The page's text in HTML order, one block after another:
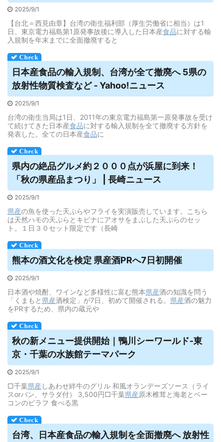
2025/9/1
【台北＝西見由章】台湾の衛生福利部（厚生労働省に相当）は1
日、東京電力福島第1原発事故後に導入した日本産食品に対する輸
入規制を年末までに全面撤廃すると
日本産食品の輸入規制、台湾が全て撤廃へ 5県の
放射性物質検査など - Yahoo!ニュース
2025/9/1
台湾の衛生当局は1日、2011年の東京電力福島第一原発事故を受け
て続けてきた日本産食品に対する輸入規制を全て撤廃する方針を
発表した。全ての日本産食品に
県内の絶品グルメ約２０００点が浜屋に到来！
「秋の県産品まつり」 | 長崎ニュース
2025/9/1
県産の魚を使った天ぷらやフライを実演販売しています。こちら
は天然ハモの天ぷらとキビナにアオサをまぶした天ぷらのセッ
ト。１日３０セット限定です（長崎
熊本の酒文化を検定 県産酒PRへ7日初開催
2025/9/1
日本酒や焼酎、ワインなど多様性に富む熊本県産酒の知識を問う
「くまもと 県産酒検定」が7日、初めて開催される。 県産酒の魅力
をPRするため、県内の蔵元や
秋の新メニュー提供開始｜鴨川シーワールド-東
京・千葉の水族館テーマパーク
2025/9/1
□千葉県産しあわせ絆牛のグリル 和風オランデーズソース（ライ
スorパン、サラダ付） 3,500円□千葉県産原木椎茸と海老とベー
コンのピラフ 食べる黒
台湾、日本産食品の輸入規制を全面撤廃へ 放射性